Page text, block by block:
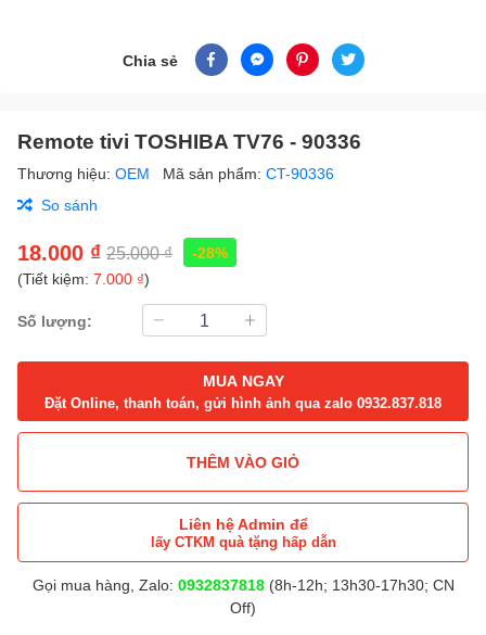
Chia sẻ
Remote tivi TOSHIBA TV76 - 90336
Thương hiệu: OEM Mã sản phẩm: CT-90336
So sánh
18.000 ₫ 25.000 ₫
-28%
(Tiết kiệm: 7.000 ₫)
Số lượng:
MUA NGAY
Đặt Online, thanh toán, gửi hình ảnh qua zalo 0932.837.818
THÊM VÀO GIỎ
Liên hệ Admin để
lấy CTKM quà tặng hấp dẫn
Gọi mua hàng, Zalo: 0932837818(8h-12h; 13h30-17h30; CN
Off)